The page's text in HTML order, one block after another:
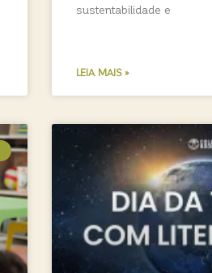
sustentabilidade e
LEIA MAIS »